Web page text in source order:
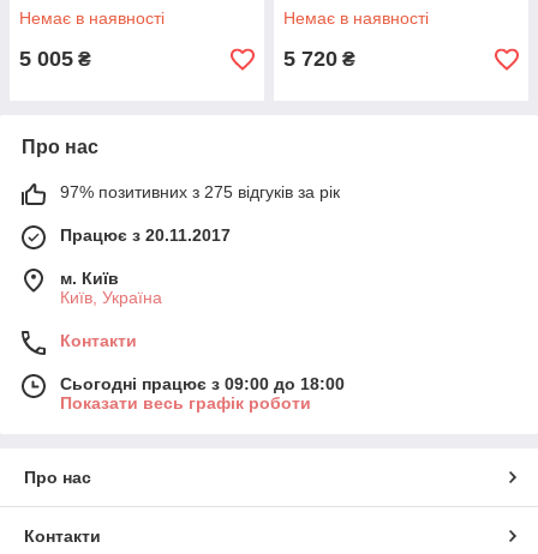
Немає в наявності
5 005 ₴
Немає в наявності
5 720 ₴
Про нас
97% позитивних з 275 відгуків за рік
Працює з 20.11.2017
м. Київ
Київ, Україна
Контакти
Сьогодні працює з 09:00 до 18:00
Показати весь графік роботи
Про нас
Контакти